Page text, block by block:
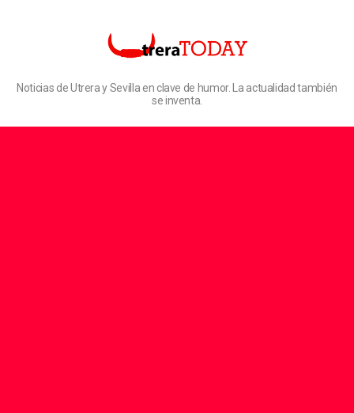
Noticias de Utrera y Sevilla en clave de humor. La actualidad también
se inventa.